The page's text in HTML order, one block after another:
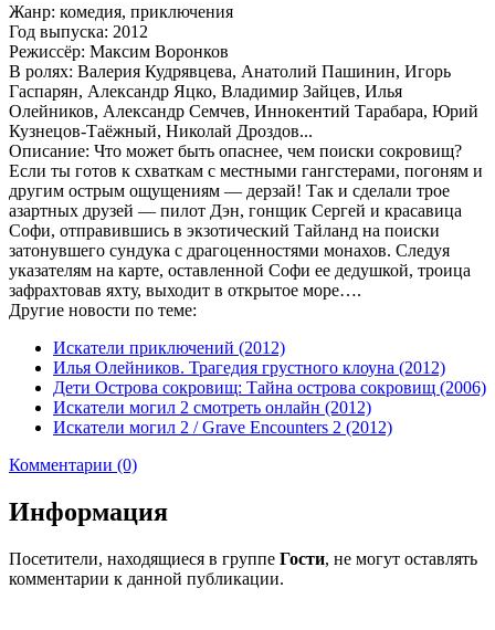
Жанр: комедия, приключения
Год выпуска: 2012
Режиссёр: Максим Воронков
В ролях: Валерия Кудрявцева, Анатолий Пашинин, Игорь
Гаспарян, Александр Яцко, Владимир Зайцев, Илья
Олейников, Александр Семчев, Иннокентий Тарабара, Юрий
Кузнецов-Таёжный, Николай Дроздов...
Описание: Что может быть опаснее, чем поиски сокровищ?
Если ты готов к схваткам с местными гангстерами, погоням и
другим острым ощущениям — дерзай! Так и сделали трое
азартных друзей — пилот Дэн, гонщик Сергей и красавица
Софи, отправившись в экзотический Тайланд на поиски
затонувшего сундука с драгоценностями монахов. Следуя
указателям на карте, оставленной Софи ее дедушкой, троица
зафрахтовав яхту, выходит в открытое море….
Другие новости по теме:
Искатели приключений (2012)
Илья Олейников. Трагедия грустного клоуна (2012)
Дети Острова сокровищ: Тайна острова сокровищ (2006)
Искатели могил 2 смотреть онлайн (2012)
Искатели могил 2 / Grave Encounters 2 (2012)
Комментарии (0)
Информация
Посетители, находящиеся в группе Гости, не могут оставлять
комментарии к данной публикации.